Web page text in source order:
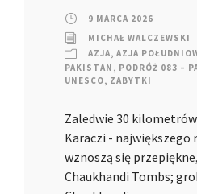
9 MARCA 2026
MICHAŁ WALCZEWSKI
AZJA, AZJA
PAKISTAN , PODRÓŻ 083 –
UNESCO, ZABYTKI
Zaledwie 30
Karaczi - największego
wznoszą się
Chaukhandi Tombs;